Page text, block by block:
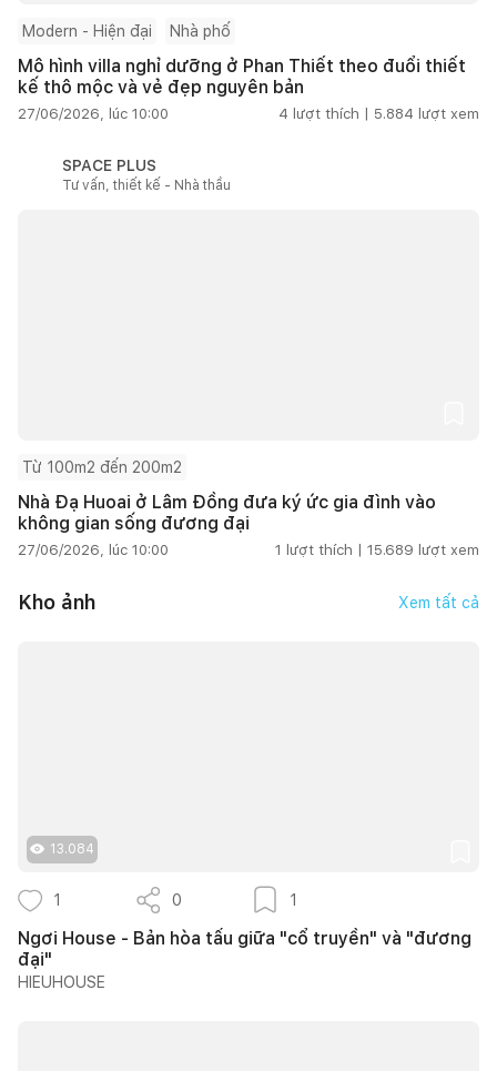
Modern - Hiện đại Nhà phố
Mô hình villa nghỉ dưỡng ở Phan Thiết theo đuổi thiết
kế thô mộc và vẻ đẹp nguyên bản
27/06/2026, lúc 10:00 4 lượt thích | 5.884 lượt xem
SPACE PLUS
Tư vấn, thiết kế - Nhà thầu
Từ 100m2 đến 200m2
Nhà Đạ Huoai ở Lâm Đồng đưa ký ức gia đình vào
không gian sống đương đại
27/06/2026, lúc 10:00 1 lượt thích | 15.689 lượt xem
Kho ảnh Xem tất cả
13.084
1 0 1
Ngơi House - Bản hòa tấu giữa "cổ truyền" và "đương
đại"
HIEUHOUSE